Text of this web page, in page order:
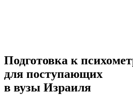
Подготовка к
для поступающих
в вузы Израиля